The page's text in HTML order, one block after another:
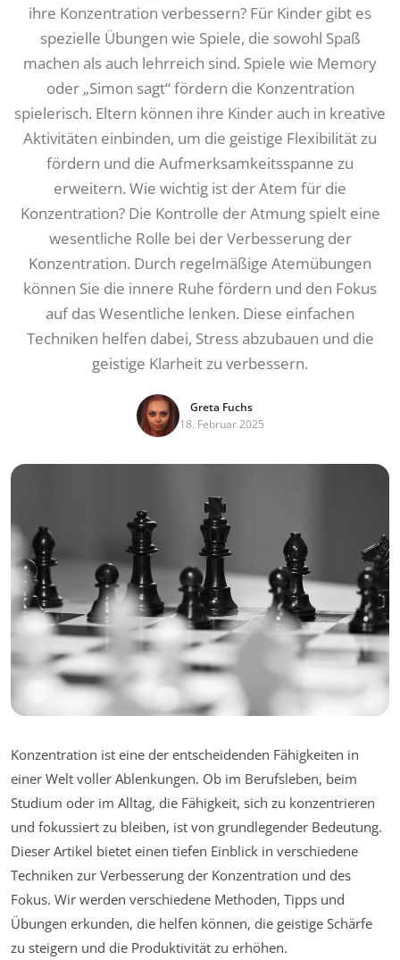
ihre Konzentration verbessern? Für Kinder gibt es
spezielle Übungen wie Spiele, die sowohl Spaß
machen als auch lehrreich sind. Spiele wie Memory
oder „Simon sagt“ fördern die Konzentration
spielerisch. Eltern können ihre Kinder auch in kreative
Aktivitäten einbinden, um die geistige Flexibilität zu
fördern und die Aufmerksamkeitsspanne zu
erweitern. Wie wichtig ist der Atem für die
Konzentration? Die Kontrolle der Atmung spielt eine
wesentliche Rolle bei der Verbesserung der
Konzentration. Durch regelmäßige Atemübungen
können Sie die innere Ruhe fördern und den Fokus
auf das Wesentliche lenken. Diese einfachen
Techniken helfen dabei, Stress abzubauen und die
geistige Klarheit zu verbessern.
Greta Fuchs
18. Februar 2025
Konzentration ist eine der entscheidenden Fähigkeiten in
einer Welt voller Ablenkungen. Ob im Berufsleben, beim
Studium oder im Alltag, die Fähigkeit, sich zu konzentrieren
und fokussiert zu bleiben, ist von grundlegender Bedeutung.
Dieser Artikel bietet einen tiefen Einblick in verschiedene
Techniken zur Verbesserung der Konzentration und des
Fokus. Wir werden verschiedene Methoden, Tipps und
Übungen erkunden, die helfen können, die geistige Schärfe
zu steigern und die Produktivität zu erhöhen.